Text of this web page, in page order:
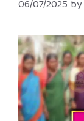
06/07/2025 by